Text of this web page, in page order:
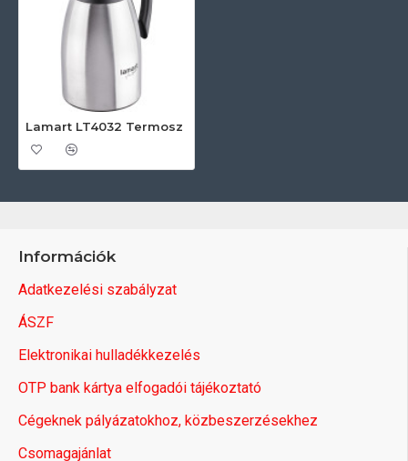
Lamart LT4032 Termosz
Információk
Adatkezelési szabályzat
ÁSZF
Elektronikai hulladékkezelés
OTP bank kártya elfogadói tájékoztató
Cégeknek pályázatokhoz, közbeszerzésekhez
Csomagajánlat